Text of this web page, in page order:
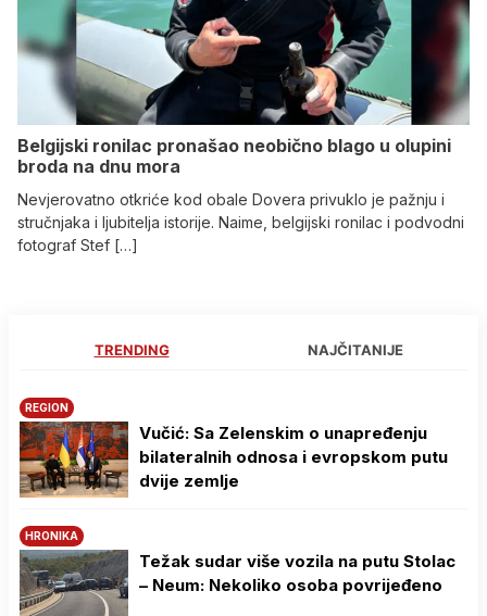
Belgijski ronilac pronašao neobično blago u olupini
broda na dnu mora
Nevjerovatno otkriće kod obale Dovera privuklo je pažnju i
stručnjaka i ljubitelja istorije. Naime, belgijski ronilac i podvodni
fotograf Stef […]
TRENDING NAJČITANIJE
REGION
Vučić: Sa Zelenskim o unapređenju
bilateralnih odnosa i evropskom putu
dvije zemlje
HRONIKA
Težak sudar više vozila na putu Stolac
– Neum: Nekoliko osoba povrijeđeno